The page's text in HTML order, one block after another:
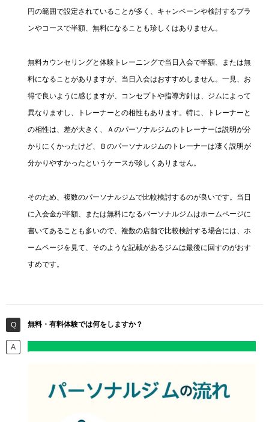
円の範囲で設定されていることが多く、キャンペーンや検討するプラ
ンやコースで半額、無料になることも珍しくはありません。
無料カウンセリングと体験トレーニングで当日入会で半額、または無
料になることがありますが、当日入会はおすすめしません。一見、お
得で良いように感じますが、コンセプトや指導方針は、ジムによって
異なりますし、トレーナーとの相性もあります。特に、トレーナーと
の相性は、差が大きく、Ａのパーソナルジムのトレーナーは説明が分
かりにくかったけど、Ｂのパーソナルジムのトレーナーは凄く説明が
分かりやすかったというケースが珍しくありません。
そのため、複数のパーソナルジムで比較検討するのが良いです。当日
に入会金が半額、または無料になるパーソナルジムはホームページに
書いてあることも多いので、複数の店舗で比較検討する場合には、ホ
ームページを見て、そのような記載があるジムは最後に回すのがおす
すめです。
無料・有料体験では何をしますか？